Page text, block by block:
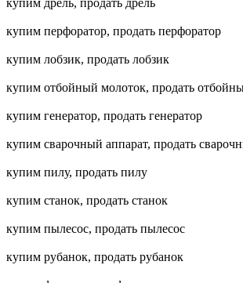
купим дрель, продать дрель
купим перфоратор, продать перфоратор
купим лобзик, продать лобзик
купим отбойный молоток, продать
купим генератор, продать генератор
купим сварочный аппарат, продать
купим пилу, продать пилу
купим станок, продать станок
купим пылесос, продать пылесос
купим рубанок, продать рубанок